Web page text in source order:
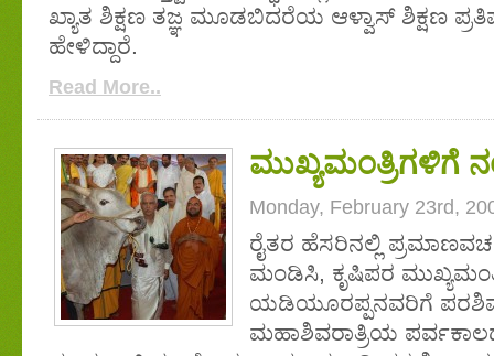
ಖ್ಯಾತ ಶಿಕ್ಷಣ ತಜ್ಞ ಮೂಡಬಿದರೆಯ ಆಳ್ವಾಸ್ ಶಿಕ್ಷಣ
ಹೇಳಿದ್ದಾರೆ.
Read More..
ಮುಖ್ಯಮಂತ್ರಿಗಳಿಗೆ
Monday, February 23rd,
ರೈತರ ಹೆಸರಿನಲ್ಲಿ
ಮಂಡಿಸಿ, ಕೃಷಿಪರ
ಯಡಿಯೂರಪ್ಪನವರಿಗೆ ಪರಶಿವ
ಮಹಾಶಿವರಾತ್ರಿಯ